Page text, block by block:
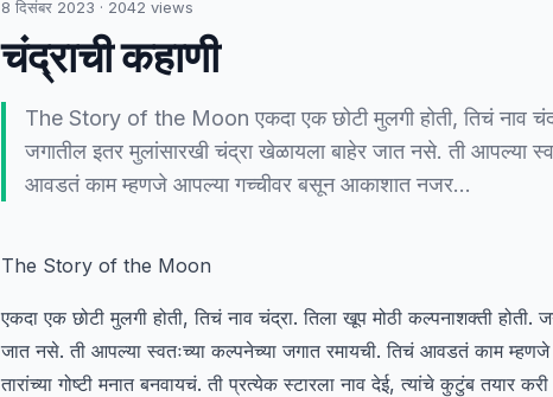
8 दिसंबर 2023 · 2042 views
चंद्राची कहाणी
The Story of the Moon एकदा एक छोटी मुलगी होती, तिचं नाव
जगातील इतर मुलांसारखी चंद्रा खेळायला बाहेर जात नसे. ती आपल्या
आवडतं काम म्हणजे आपल्या गच्चीवर बसून आकाशात नजर…
The Story of the Moon
एकदा एक छोटी मुलगी होती, तिचं नाव चंद्रा. तिला खूप मोठी कल्पनाशक्ती होती.
जात नसे. ती आपल्या स्वतःच्या कल्पनेच्या जगात रमायची. तिचं आवडतं काम
तारांच्या गोष्टी मनात बनवायचं. ती प्रत्येक स्टारला नाव देई, त्यांचे कुटुंब तयार